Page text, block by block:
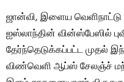
ஜான்வி, இளைய
ஐஸ்லாந்தின் வின்ஸ்பேஸில்
தேர்ந்தெடுக்கப்பட்ட முதல்
விண்வெளி ஆப்ஸ் சேலஞ்ச்